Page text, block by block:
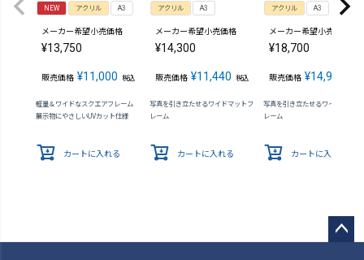
NEW アクリル A3
メーカー希望小売価格
¥13,750
販売価格 ¥11,000 税込
軽量＆ワイドなスクエアフレーム
展示物にやさしいUVカット仕様
カートに入れる
アクリル A3
メーカー希望小売価格
¥14,300
販売価格 ¥11,440 税込
写真を引き立たせるワイドマットフ
レーム
カートに入れる
アクリル A3
メーカー希望小売価格
¥18,700
販売価格 ¥14,960
写真を引き立たせるワイドマット
レーム
カートに入れる